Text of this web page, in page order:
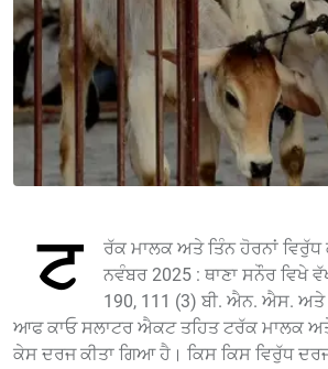
ਟ
ਰੱਕ ਮਾਲਕ ਅਤੇ ਤਿੰਨ ਹੋਰਨਾਂ
ਨਵੰਬਰ 2025 : ਥਾਣਾ ਸਨੌਰ ਵਿਖੇ
190, 111 (3) ਬੀ. ਐਨ. ਐਸ. ਅਤੇ
ਆਫ ਕਾਓ ਸਲਾਟਰ ਐਕਟ ਤਹਿਤ ਟਰੱਕ ਮਾਲਕ
ਕੇਸ ਦਰਜ ਕੀਤਾ ਗਿਆ ਹੈ। ਕਿਸ ਕਿਸ ਵਿਰੁੱਧ